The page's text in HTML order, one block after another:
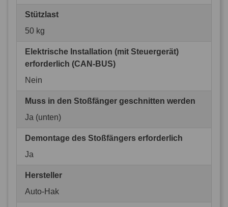
Stützlast
50 kg
Elektrische Installation (mit Steuergerät)
erforderlich (CAN-BUS)
Nein
Muss in den Stoßfänger geschnitten werden
Ja (unten)
Demontage des Stoßfängers erforderlich
Ja
Hersteller
Auto-Hak